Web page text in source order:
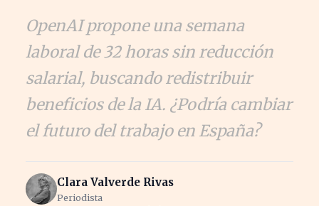
OpenAI propone una semana
laboral de 32 horas sin reducción
salarial, buscando redistribuir
beneficios de la IA. ¿Podría cambiar
el futuro del trabajo en España?
Clara Valverde Rivas
Periodista